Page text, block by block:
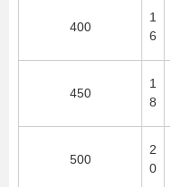
400
1
6
450
1
8
500
2
0